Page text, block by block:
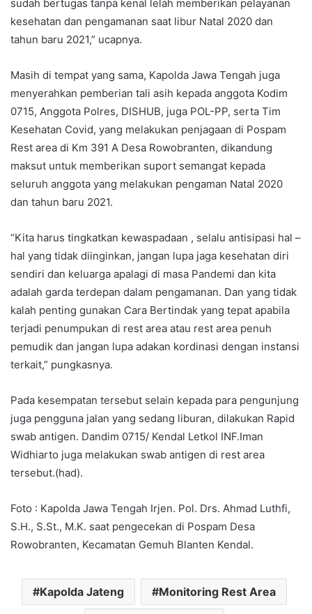
sudah bertugas tanpa kenal lelah memberikan pelayanan
kesehatan dan pengamanan saat libur Natal 2020 dan
tahun baru 2021,” ucapnya.
Masih di tempat yang sama, Kapolda Jawa Tengah juga
menyerahkan pemberian tali asih kepada anggota Kodim
0715, Anggota Polres, DISHUB, juga POL-PP, serta Tim
Kesehatan Covid, yang melakukan penjagaan di Pospam
Rest area di Km 391 A Desa Rowobranten, dikandung
maksut untuk memberikan suport semangat kepada
seluruh anggota yang melakukan pengaman Natal 2020
dan tahun baru 2021.
“Kita harus tingkatkan kewaspadaan , selalu antisipasi hal –
hal yang tidak diinginkan, jangan lupa jaga kesehatan diri
sendiri dan keluarga apalagi di masa Pandemi dan kita
adalah garda terdepan dalam pengamanan. Dan yang tidak
kalah penting gunakan Cara Bertindak yang tepat apabila
terjadi penumpukan di rest area atau rest area penuh
pemudik dan jangan lupa adakan kordinasi dengan instansi
terkait,” pungkasnya.
Pada kesempatan tersebut selain kepada para pengunjung
juga pengguna jalan yang sedang liburan, dilakukan Rapid
swab antigen. Dandim 0715/ Kendal Letkol INF.Iman
Widhiarto juga melakukan swab antigen di rest area
tersebut.(had).
Foto : Kapolda Jawa Tengah Irjen. Pol. Drs. Ahmad Luthfi,
S.H., S.St., M.K. saat pengecekan di Pospam Desa
Rowobranten, Kecamatan Gemuh Blanten Kendal.
Kapolda Jateng Monitoring Rest Area